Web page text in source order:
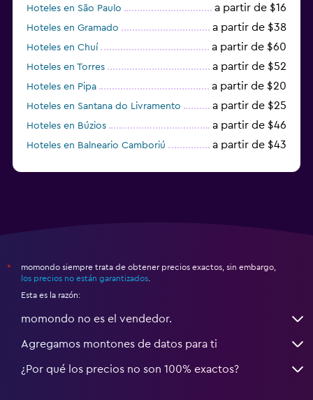
Hoteles en São Paulo a partir de $16
Hoteles en Gramado a partir de $38
Hoteles en Chuí a partir de $60
Hoteles en Torres a partir de $52
Hoteles en Pipa a partir de $20
Hoteles en Santana do Livramento a partir de $25
Hoteles en Búzios a partir de $46
Hoteles en Balneario Camboriú a partir de $43
*
momondo siempre trata de obtener precios exactos, sin embargo,
los precios no están garantizados
Esta es la razón:
momondo no es el vendedor.
Agregamos montones de datos para ti
¿Por qué los precios no son 100% exactos?